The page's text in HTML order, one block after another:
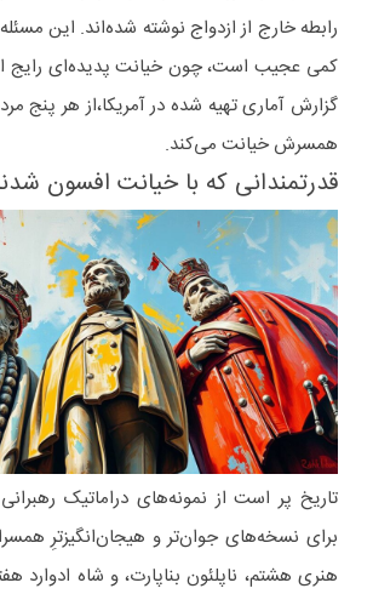
رابطه خارج از ازدواج نوشته شده‌اند. این مسئله
کمی عجیب است، چون خیانت پدیده‌ای
گزارش آماری تهیه شده در آمریکا،از هر پنج
همسرش خیانت می‌کند.
قدرتمندانی که با خیانت افسون
تاریخ پر است از نمونه‌های دراماتیک
برای نسخه‌های جوان‌تر و هیجان‌انگیزترِ
هنری هشتم، ناپلئون بناپارت، و شاه ادوارد